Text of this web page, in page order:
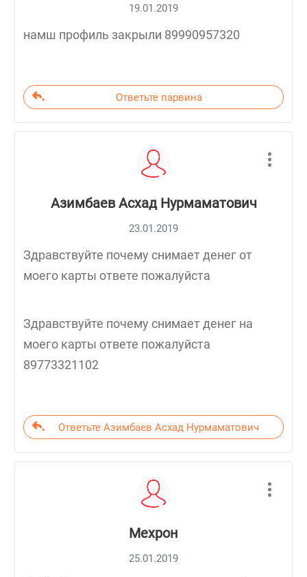
19.01.2019
намш профиль закрыли 89990957320
Ответьте парвина
Азимбаев Асхад Нурмаматович
23.01.2019
Здравствуйте почему снимает денег от
моего карты ответе пожалуйста
Здравствуйте почему снимает денег на
моего карты ответе пожалуйста
89773321102
Ответьте Азимбаев Асхад Нурмаматович
Мехрон
25.01.2019